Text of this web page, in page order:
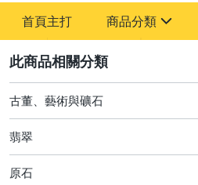
首頁主打 商品分類
其它
[全店] 周年慶
[全店] 粉絲專享
古董、藝術與礦石
翡翠
原石